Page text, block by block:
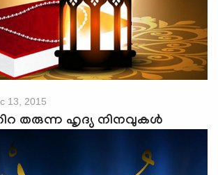
13, 2015
തരുന്ന ഹൃദ്യ നിനവുകള്‍